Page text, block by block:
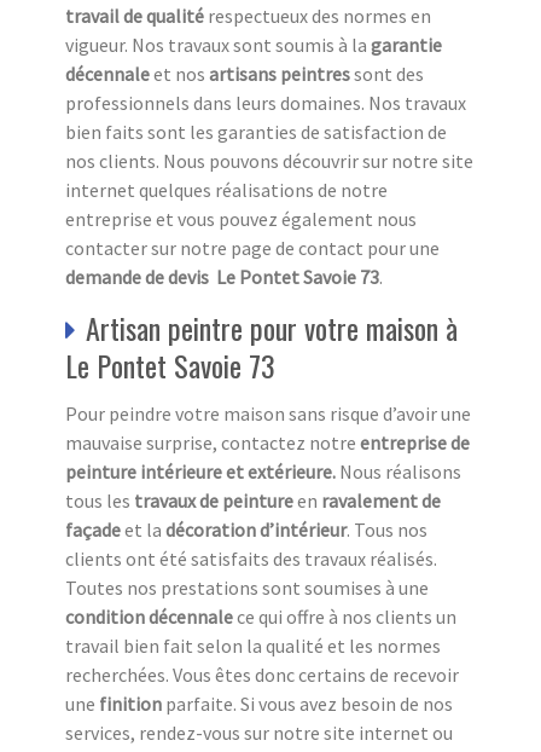
travail de qualité respectueux des normes en
vigueur. Nos travaux sont soumis à la garantie
décennaleet nos artisans peintressont des
professionnels dans leurs domaines. Nos travaux
bien faits sont les garanties de satisfaction de
nos clients. Nous pouvons découvrir sur notre site
internet quelques réalisations de notre
entreprise et vous pouvez également nous
contacter sur notre page de contact pour une
demande de devis Le Pontet Savoie 73.
Artisan peintre pour votre maison à
Le Pontet Savoie 73
Pour peindre votre maison sans risque d’avoir une
mauvaise surprise, contactez notre entreprise de
peinture intérieure et extérieure. Nous réalisons
tous les travaux de peintureen ravalement de
façadeet la décoration d’intérieur. Tous nos
clients ont été satisfaits des travaux réalisés.
Toutes nos prestations sont soumises à une
condition décennalece qui offre à nos clients un
travail bien fait selon la qualité et les normes
recherchées. Vous êtes donc certains de recevoir
une finition parfaite. Si vous avez besoin de nos
services, rendez-vous sur notre site internet ou